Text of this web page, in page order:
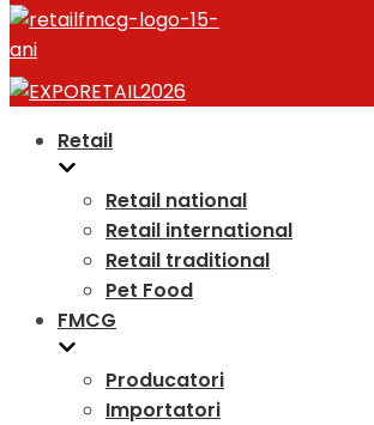
Retail
Retail national
Retail international
Retail traditional
Pet Food
FMCG
Producatori
Importatori